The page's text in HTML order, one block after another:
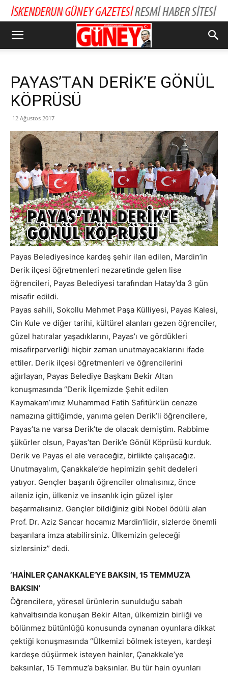
PAYAS’TAN DERİK’E GÖNÜL
KÖPRÜSÜ
12 Ağustos 2017
Payas Belediyesince kardeş şehir ilan edilen, Mardin’in
Derik ilçesi öğretmenleri nezaretinde gelen lise
öğrencileri, Payas Belediyesi tarafından Hatay’da 3 gün
misafir edildi.
Payas sahili, Sokollu Mehmet Paşa Külliyesi, Payas Kalesi,
Cin Kule ve diğer tarihi, kültürel alanları gezen öğrenciler,
güzel hatıralar yaşadıklarını, Payas’ı ve gördükleri
misafirperverliği hiçbir zaman unutmayacaklarını ifade
ettiler. Derik ilçesi öğretmenleri ve öğrencilerini
ağırlayan, Payas Belediye Başkanı Bekir Altan
konuşmasında “Derik İlçemizde Şehit edilen
Kaymakam’ımız Muhammed Fatih Safitürk’ün cenaze
namazına gittiğimde, yanıma gelen Derik’li öğrencilere,
Payas’ta ne varsa Derik’te de olacak demiştim. Rabbime
şükürler olsun, Payas’tan Derik’e Gönül Köprüsü kurduk.
Derik ve Payas el ele vereceğiz, birlikte çalışacağız.
Unutmayalım, Çanakkale’de hepimizin şehit dedeleri
yatıyor. Gençler başarılı öğrenciler olmalısınız, önce
aileniz için, ülkeniz ve insanlık için güzel işler
başarmalısınız. Gençler bildiğiniz gibi Nobel ödülü alan
Prof. Dr. Aziz Sancar hocamız Mardin’lidir, sizlerde önemli
başarılara imza atabilirsiniz. Ülkemizin geleceği
sizlersiniz” dedi.
‘HAİNLER ÇANAKKALE’YE BAKSIN, 15 TEMMUZ’A
BAKSIN’
Öğrencilere, yöresel ürünlerin sunulduğu sabah
kahvaltısında konuşan Bekir Altan, ülkemizin birliği ve
bölünmez bütünlüğü konusunda oynanan oyunlara dikkat
çektiği konuşmasında “Ülkemizi bölmek isteyen, kardeşi
kardeşe düşürmek isteyen hainler, Çanakkale’ye
baksınlar, 15 Temmuz’a baksınlar. Bu tür hain oyunları